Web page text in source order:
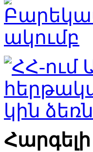
Հարգելի